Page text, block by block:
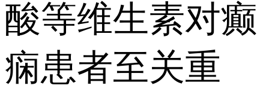
酸等维生素对癫
痫患者至关重